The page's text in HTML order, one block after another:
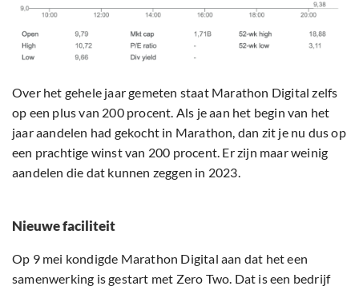
Over het gehele jaar gemeten staat Marathon Digital zelfs
op een plus van 200 procent. Als je aan het begin van het
jaar aandelen had gekocht in Marathon, dan zit je nu dus op
een prachtige winst van 200 procent. Er zijn maar weinig
aandelen die dat kunnen zeggen in 2023.
Nieuwe faciliteit
Op 9 mei kondigde Marathon Digital aan dat het een
samenwerking is gestart met Zero Two. Dat is een bedrijf